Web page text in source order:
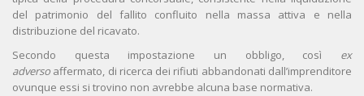
del patrimonio del fallito confluito nella massa attiva e nella
distribuzione del ricavato.
Secondo questa impostazione un obbligo, così ex
adverso affermato, di ricerca dei rifiuti abbandonati dall’imprenditore
ovunque essi si trovino non avrebbe alcuna base normativa.